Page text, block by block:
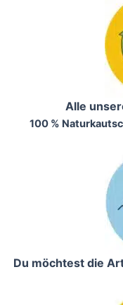
Alle
100 %
Du möchtest die